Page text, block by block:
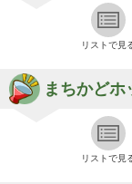
リストで見
まちかどホ
リストで見